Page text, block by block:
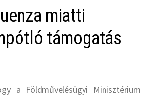
miatti
támogatás
a Földművelésügyi Minisztérium